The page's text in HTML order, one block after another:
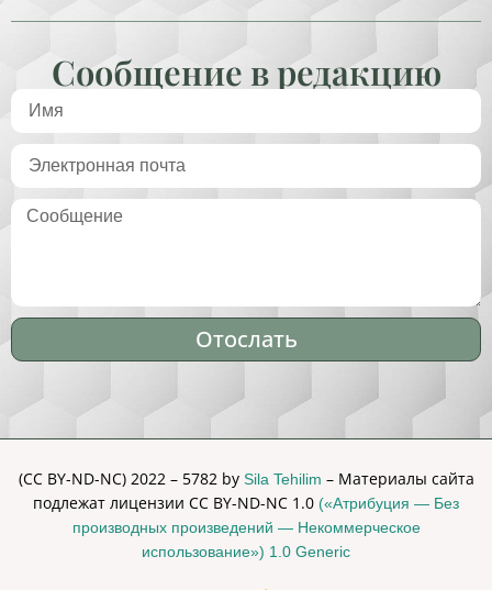
Сообщение в редакцию
Отослать
(CC BY-ND-NC) 2022 – 5782 by Sila Tehilim – Материалы сайта
подлежат лицензии CC BY-ND-NC 1.0 («Атрибуция — Без
производных произведений — Некоммерческое
использование») 1.0 Generic